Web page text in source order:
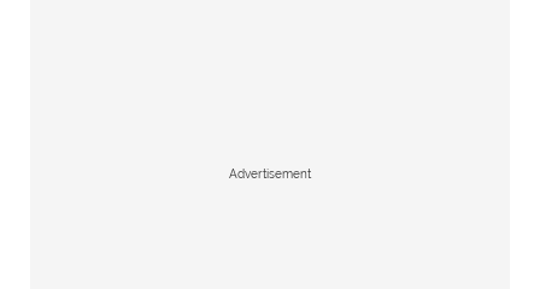
Advertisement